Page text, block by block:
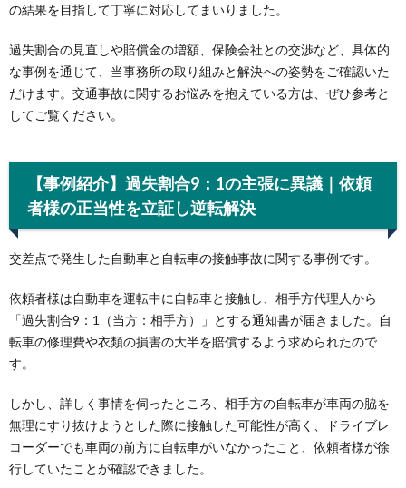
の結果を目指して丁寧に対応してまいりました。
過失割合の見直しや賠償金の増額、保険会社との交渉など、具体的
な事例を通じて、当事務所の取り組みと解決への姿勢をご確認いた
だけます。交通事故に関するお悩みを抱えている方は、ぜひ参考と
してご覧ください。
【事例紹介】過失割合9：1の主張に異議｜依頼
者様の正当性を立証し逆転解決
交差点で発生した自動車と自転車の接触事故に関する事例です。
依頼者様は自動車を運転中に自転車と接触し、相手方代理人から
「過失割合9：1（当方：相手方）」とする通知書が届きました。自
転車の修理費や衣類の損害の大半を賠償するよう求められたので
す。
しかし、詳しく事情を伺ったところ、相手方の自転車が車両の脇を
無理にすり抜けようとした際に接触した可能性が高く、ドライブレ
コーダーでも車両の前方に自転車がいなかったこと、依頼者様が徐
行していたことが確認できました。